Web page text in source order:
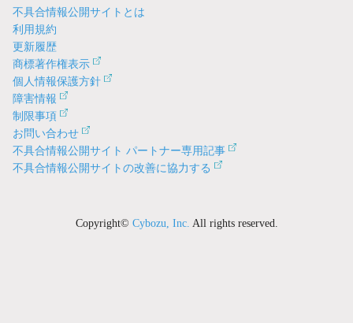
不具合情報公開サイトとは
利用規約
更新履歴
商標著作権表示
個人情報保護方針
障害情報
制限事項
お問い合わせ
不具合情報公開サイト パートナー専用記事
不具合情報公開サイトの改善に協力する
Copyright© Cybozu, Inc. All rights reserved.